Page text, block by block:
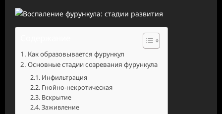
Как образовывается фурункул
Основные стадии созревания фурункула
Инфильтрация
Гнойно-некротическая
Вскрытие
Заживление